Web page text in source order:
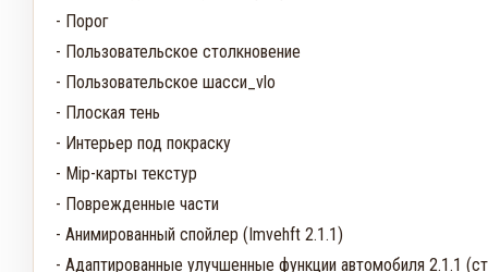
- Порог
- Пользовательское столкновение
- Пользовательское шасси_vlo
- Плоская тень
- Интерьер под покраску
- Mip-карты текстур
- Поврежденные части
- Анимированный спойлер (Imvehft 2.1.1)
- Адаптированные улучшенные функции автомобиля 2.1.1